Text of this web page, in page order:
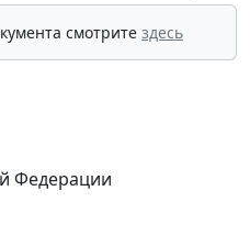
смотрите здесь
Федерации